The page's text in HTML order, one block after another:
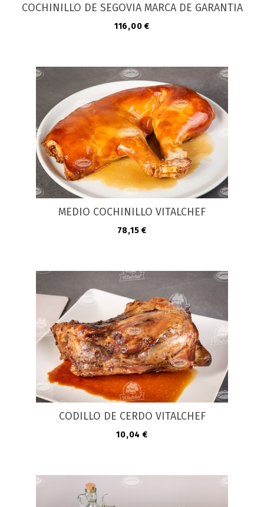
COCHINILLO DE SEGOVIA MARCA DE GARANTIA
Precio
116,00 €
MEDIO COCHINILLO VITALCHEF
Precio
78,15 €
CODILLO DE CERDO VITALCHEF
Precio
10,04 €